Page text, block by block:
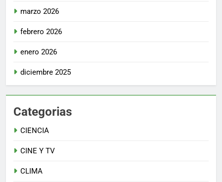
marzo 2026
febrero 2026
enero 2026
diciembre 2025
Categorias
CIENCIA
CINE Y TV
CLIMA